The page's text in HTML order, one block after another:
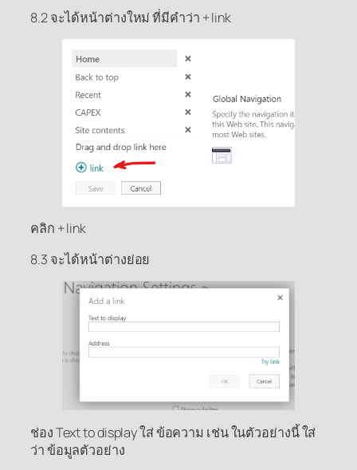
8.2 จะได้หน้าต่างใหม่ ที่มีคำว่า + link
คลิก + link
8.3 จะได้หน้าต่างย่อย
ช่อง Text to display ใส่ ข้อความ เช่น ในตัวอย่างนี้ ใส่
ว่า ข้อมูลตัวอย่าง